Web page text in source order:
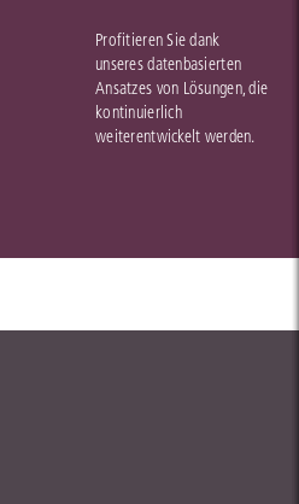
Profitieren Sie dank
unseres datenbasierten
Ansatzes von Lösungen, die
kontinuierlich
weiterentwickelt werden.